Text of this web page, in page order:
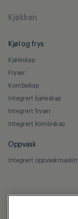
Kjøkken
Kjøl og frys
Kjøleskap
Fryser
Kombiskap
Integrert kjøleskap
Integrert fryser
Integrert kombiskap
Oppvask
Integrert oppvaskmaskin